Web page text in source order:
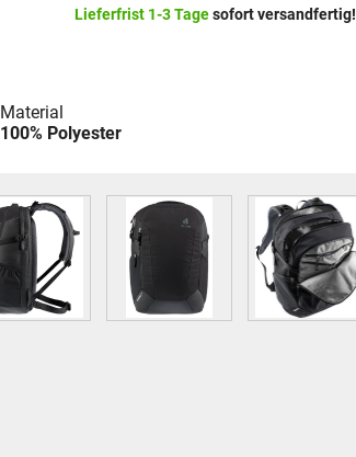
Lieferfrist 1-3 Tagesofort versandfertig!
Material
100% Polyester